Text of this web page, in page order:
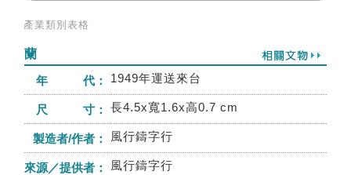
產業類別表格
蘭
年 代：
1949年運送來台
尺 寸： 長4.5x寬1.6x高0.7 cm
製造者/作者： 風行鑄字行
來源／提供者： 風行鑄字行